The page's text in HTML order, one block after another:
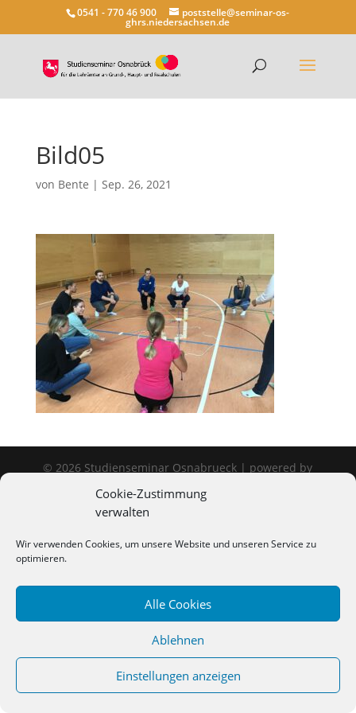
Cookie-Zustimmung
verwalten
Wir verwenden Cookies, um unsere Website und unseren Service zu
optimieren.
Alle Cookies
Ablehnen
Einstellungen anzeigen
0541 - 770 46 900 poststelle@seminar-os-
ghrs.niedersachsen.de
Bild05
von Bente | Sep. 26, 2021
© 2026 Studienseminar Osnabrueck | powered by
wordpress